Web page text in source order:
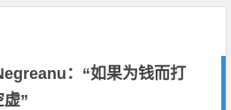
：“如果为钱而打
”